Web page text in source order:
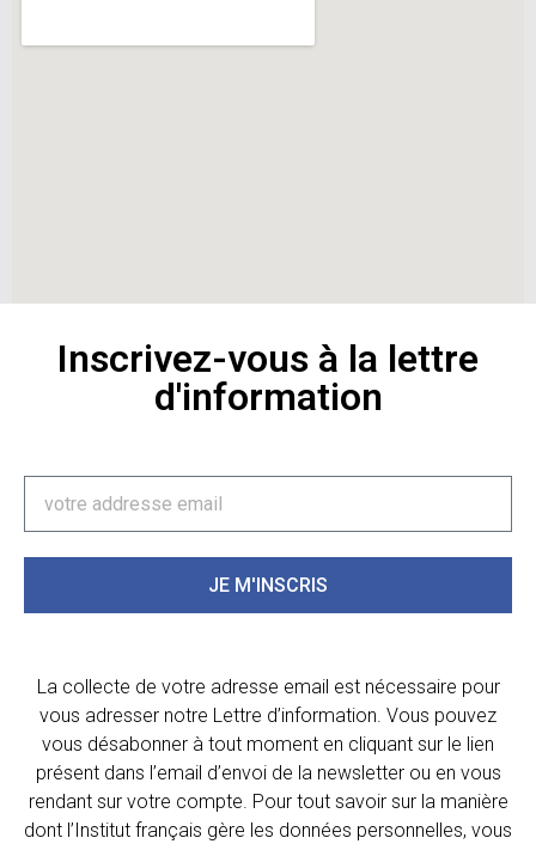
Inscrivez-vous à la lettre
d'information
JE M'INSCRIS
La collecte de votre adresse email est nécessaire pour
vous adresser notre Lettre d’information. Vous pouvez
vous désabonner à tout moment en cliquant sur le lien
présent dans l’email d’envoi de la newsletter ou en vous
rendant sur votre compte. Pour tout savoir sur la manière
dont l’Institut français gère les données personnelles, vous